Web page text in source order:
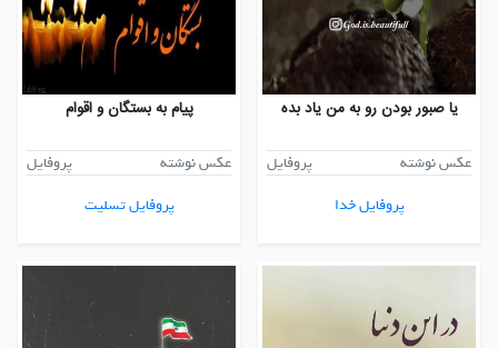
یا صبور بودن رو به من یاد بده
عکس نوشته
پروفایل
پروفایل خدا
پیام به بستگان و اقوام
عکس نوشته
پروفایل
پروفایل تسلیت